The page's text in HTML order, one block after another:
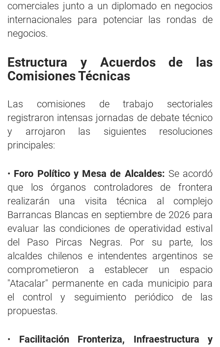
comerciales junto a un diplomado en negocios
internacionales para potenciar las rondas de
negocios.
Estructura y Acuerdos de las
Comisiones Técnicas
Las comisiones de trabajo sectoriales
registraron intensas jornadas de debate técnico
y arrojaron las siguientes resoluciones
principales:
• Foro Político y Mesa de Alcaldes: Se acordó
que los órganos controladores de frontera
realizarán una visita técnica al complejo
Barrancas Blancas en septiembre de 2026 para
evaluar las condiciones de operatividad estival
del Paso Pircas Negras. Por su parte, los
alcaldes chilenos e intendentes argentinos se
comprometieron a establecer un espacio
"Atacalar" permanente en cada municipio para
el control y seguimiento periódico de las
propuestas.
• Facilitación Fronteriza, Infraestructura y